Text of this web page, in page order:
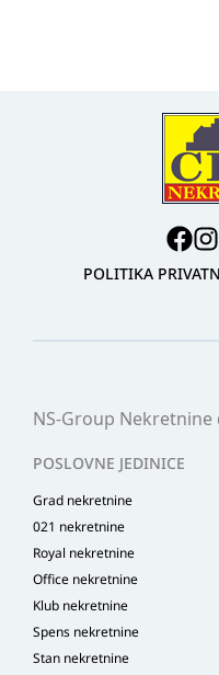
POLITIKA
NS-Group Nekretnine
POSLOVNE JEDINICE
Grad nekretnine
021 nekretnine
Royal nekretnine
Office nekretnine
Klub nekretnine
Spens nekretnine
Stan nekretnine